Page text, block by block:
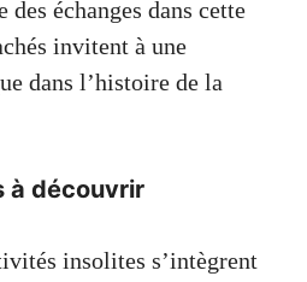
échanges dans cette
invitent à une
dans l’histoire de la
à découvrir
insolites s’intègrent